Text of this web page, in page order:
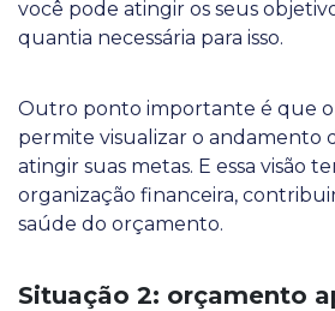
você pode atingir os seus
quantia necessária para isso.
Outro ponto importante é que
permite visualizar o andamento
atingir suas metas. E essa visão
organização financeira,
saúde do orçamento.
Situação 2: orçamento